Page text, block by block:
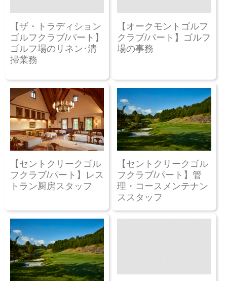
【ザ・トラディション
ゴルフクラブ/パート】
ゴルフ場のリネン･清
掃業務
【オークモントゴルフ
クラブ/パート】ゴルフ
場の事務
【セントクリークゴル
フクラブ/パート】レス
トラン厨房スタッフ
【セントクリークゴル
フクラブ/パート】管
理・コースメンテナン
ススタッフ